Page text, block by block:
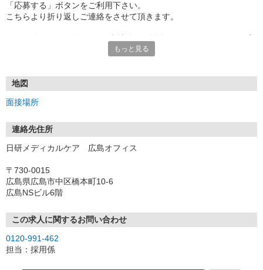
「応募する」ボタンをご利用下さい。
こちらより折り返しご連絡をさせて頂きます。
もっと見る
地図
面接場所
連絡先住所
日研メディカルケア 広島オフィス
〒730-0015
広島県広島市中区橋本町10-6
広島NSビル6階
この求人に関するお問い合わせ
0120-991-462
担当：採用係